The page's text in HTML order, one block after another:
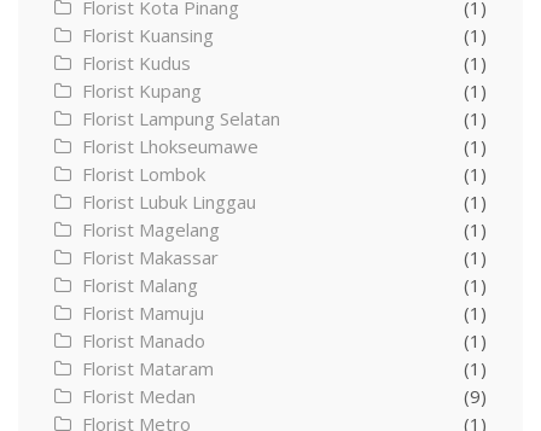
Florist Kota Pinang
(1)
Florist Kuansing
(1)
Florist Kudus
(1)
Florist Kupang
(1)
Florist Lampung Selatan
(1)
Florist Lhokseumawe
(1)
Florist Lombok
(1)
Florist Lubuk Linggau
(1)
Florist Magelang
(1)
Florist Makassar
(1)
Florist Malang
(1)
Florist Mamuju
(1)
Florist Manado
(1)
Florist Mataram
(1)
Florist Medan
(9)
Florist Metro
(1)